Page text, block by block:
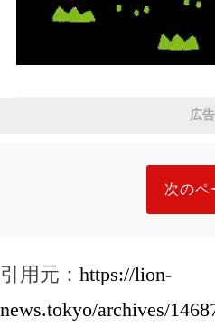
広告
次のペ
引用元： https://lion-
news.tokyo/archives/